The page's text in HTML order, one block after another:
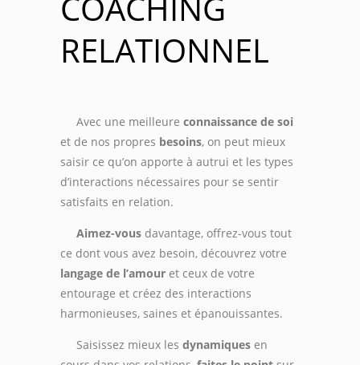
RELATIONNEL
Avec une meilleure connaissance de soi
et de nos propres besoins, on peut mieux
saisir ce qu’on apporte à autrui et les types
d’interactions nécessaires pour se sentir
satisfaits en relation.
Aimez-vousdavantage, offrez-vous tout
ce dont vous avez besoin, découvrez votre
langage de l’amouret ceux de votre
entourage et créez des interactions
harmonieuses, saines et épanouissantes.
Saisissez mieux les dynamiquesen